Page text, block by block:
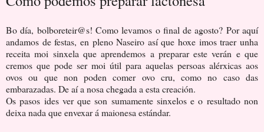
Bo día, bolboreteir@s! Como levamos o final de agosto? Por aquí
andamos de festas, en pleno Naseiro así que hoxe imos traer unha
receita moi sinxela que aprendemos a preparar este verán e que
cremos que pode ser moi útil para aquelas persoas alérxicas aos
ovos ou que non poden comer ovo cru, como no caso das
embarazadas. De aí a nosa chegada a esta creación.
Os pasos ides ver que son sumamente sinxelos e o resultado non
deixa nada que envexar á maionesa estándar.